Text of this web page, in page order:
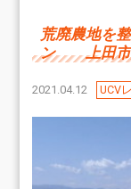
荒廃農地を
ン 上田市
2021.04.12 UCV